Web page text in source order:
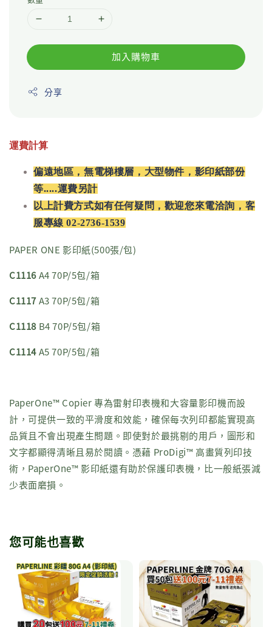
加入購物車
分享
運費計算
偏遠地區，無電梯樓層，大型物件，影印紙部份
等.....運費另計
以上計費方式如有任何疑問，歡迎您來電洽詢，客
服專線 02-2736-1539
PAPER ONE 影印紙(500張/包)
C1116A4 70P/5包/箱
C1117A3 70P/5包/箱
C1118 B4 70P/5包/箱
C1114A5 70P/5包/箱
PaperOne™ Copier 專為雷射印表機和大容量影印機而設
計，可提供一致的平滑度和效能，確保每次列印都能實現高
品質且不會出現產生問題。即使對於最挑剔的用戶，圖形和
文字都顯得清晰且易於閱讀。憑藉 ProDigi™ 高畫質列印技
術，PaperOne™ 影印紙還有助於保護印表機，比一般紙張減
少表面磨損。
您可能也喜歡